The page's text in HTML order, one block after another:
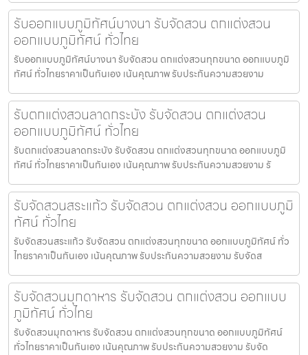
รับออกแบบภูมิทัศน์บางนา รับจัดสวน ตกแต่งสวน
ออกแบบภูมิทัศน์ ทั่วไทย
รับออกแบบภูมิทัศน์บางนา รับจัดสวน ตกแต่งสวนทุกขนาด ออกแบบภูมิ
ทัศน์ ทั่วไทยราคาเป็นกันเอง เน้นคุณภาพ รับประกันความสวยงาม
รับตกแต่งสวนลาดกระบัง รับจัดสวน ตกแต่งสวน
ออกแบบภูมิทัศน์ ทั่วไทย
รับตกแต่งสวนลาดกระบัง รับจัดสวน ตกแต่งสวนทุกขนาด ออกแบบภูมิ
ทัศน์ ทั่วไทยราคาเป็นกันเอง เน้นคุณภาพ รับประกันความสวยงาม รั
รับจัดสวนสระแก้ว รับจัดสวน ตกแต่งสวน ออกแบบภูมิ
ทัศน์ ทั่วไทย
รับจัดสวนสระแก้ว รับจัดสวน ตกแต่งสวนทุกขนาด ออกแบบภูมิทัศน์ ทั่ว
ไทยราคาเป็นกันเอง เน้นคุณภาพ รับประกันความสวยงาม รับจัดส
รับจัดสวนมุกดาหาร รับจัดสวน ตกแต่งสวน ออกแบบ
ภูมิทัศน์ ทั่วไทย
รับจัดสวนมุกดาหาร รับจัดสวน ตกแต่งสวนทุกขนาด ออกแบบภูมิทัศน์
ทั่วไทยราคาเป็นกันเอง เน้นคุณภาพ รับประกันความสวยงาม รับจัด